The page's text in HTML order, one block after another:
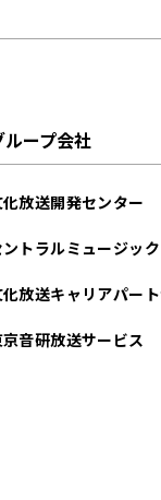
ループ会社
放送開発センター
トラルミュージック
放送キャリアパー
音研放送サービス